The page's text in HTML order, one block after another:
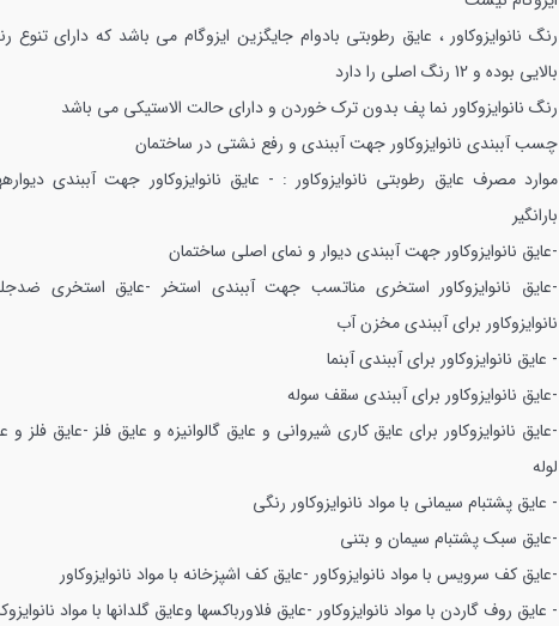
رنگ نانوایزوکاور ، عایق رطوبتی بادوام جایگزین ایزوگام می باشد که دارای تنوع
بالایی بوده و 12 رنگ اصلی را دارد
رنگ نانوایزوکاور نما پف بدون ترک خوردن و دارای حالت الاستیکی می باشد
چسب آببندی نانوایزوکاور جهت آببندی و رفع نشتی در ساختمان
موارد مصرف عایق رطوبتی نانوایزوکاور : - عایق نانوایزوکاور جهت آببندی
بارانگیر
-عایق نانوایزوکاور جهت آببندی دیوار و نمای اصلی ساختمان
-عایق نانوایزوکاور استخری مناتسب جهت آببندی استخر -عایق استخری
نانوایزوکاور برای آببندی مخزن آب
- عایق نانوایزوکاور برای آببندی آبنما
-عایق نانوایزوکاور برای آببندی سقف سوله
-عایق نانوایزوکاور برای عایق کاری شیروانی و عایق گالوانیزه و عایق فلز -عایق فلز و
لوله
- عایق پشتبام سیمانی با مواد نانوایزوکاور رنگی
-عایق سبک پشتبام سیمان و بتنی
-عایق کف سرویس با مواد نانوایزوکاور -عایق کف اشپزخانه با مواد نانوایزوکاور
- عایق روف گاردن با مواد نانوایزوکاور -عایق فلاورباکسها وعایق گلدانها با مواد